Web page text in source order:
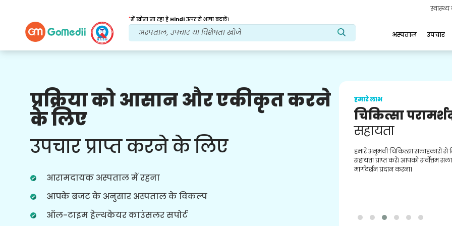
*में खोजा जा रहा है Hindiऊपर से भाषा बदलें।
अस्पताल उपचार
प्रक्रिया को आसान और एकीकृत करने
के लिए
उपचार प्राप्त करने के लिए
आरामदायक अस्पताल में रहना
आपके बजट के अनुसार अस्पताल के विकल्प
ऑल-टाइम हेल्थकेयर काउंसलर सपोर्ट
हमारे लाभ
इलाज के बाद
देखभाल
हर समय आपकी समस्याओं का समाधान करने
जरूरतों पर नियमित अपडेट।
हमारे लाभ
चिकित्सा
सहायता
हमारे अनुभवी चिकित्सा सलाहकारों से
सहायता प्राप्त करें। आपको सर्वोत्तम
मार्गदर्शन प्रदान करना।